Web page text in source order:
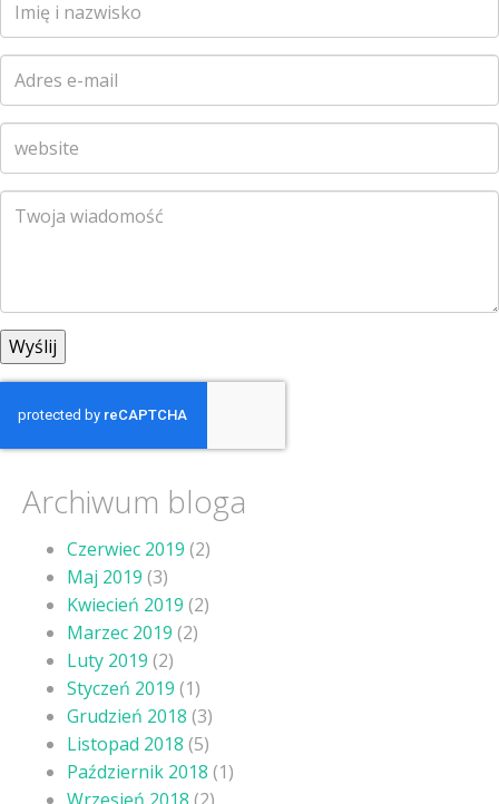
Archiwum bloga
Czerwiec 2019 (2)
Maj 2019 (3)
Kwiecień 2019 (2)
Marzec 2019 (2)
Luty 2019 (2)
Styczeń 2019 (1)
Grudzień 2018 (3)
Listopad 2018 (5)
Październik 2018 (1)